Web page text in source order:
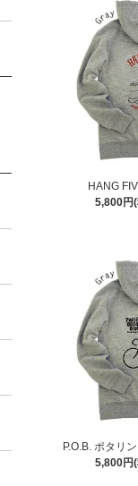
HANG
5,800円
P.O.B. ポタリ
5,800円